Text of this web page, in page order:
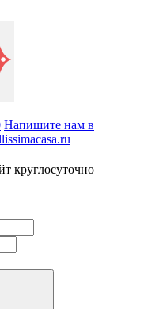
Напишите нам в
круглосуточно